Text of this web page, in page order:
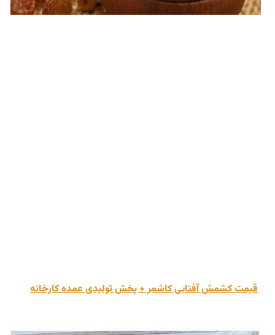
قیمت کشمش آفتابی کاشمر + پخش تولیدی عمده کارخانه